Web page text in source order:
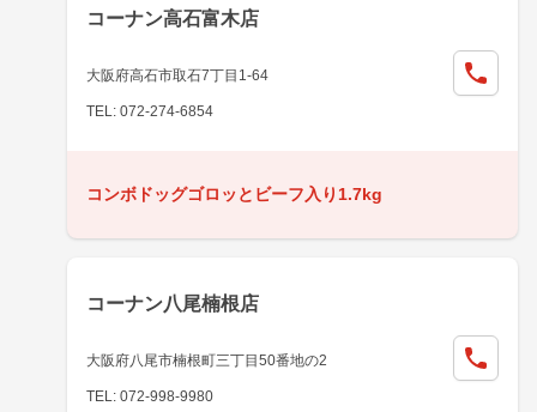
コーナン高石富木店
大阪府高石市取石7丁目1-64
TEL: 072-274-6854
コンボドッグゴロッとビーフ入り1.7kg
コーナン八尾楠根店
大阪府八尾市楠根町三丁目50番地の2
TEL: 072-998-9980